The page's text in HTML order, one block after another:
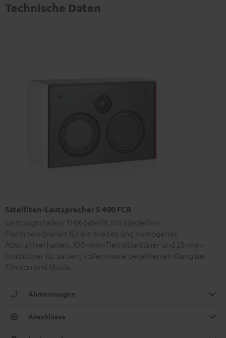
Technische Daten
Satelliten-Lautsprecher S 400 FCR
Leistungsstarker THX-Satellit mit speziellen
Flachmembranen für ein breites und homogenes
Abstrahlverhalten. 100-mm-Tiefmitteltöner und 25-mm-
Hochtöner für satten, vollen sowie detaillierten Klang bei
Filmton und Musik.
Abmessungen
Anschlüsse